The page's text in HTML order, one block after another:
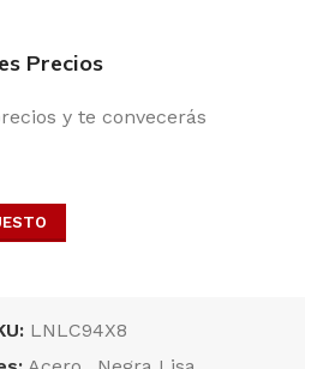
Precios
y te convecerás
LNLC94X8